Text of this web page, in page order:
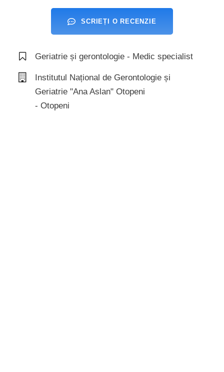
SCRIEȚI O RECENZIE
Geriatrie și gerontologie - Medic specialist
Institutul Național de Gerontologie și
Geriatrie "Ana Aslan" Otopeni
- Otopeni